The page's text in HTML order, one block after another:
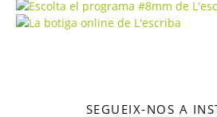
SEGUEIX-NOS A